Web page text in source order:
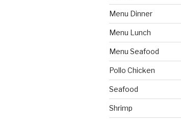
Menu Dinner
Menu Lunch
Menu Seafood
Pollo Chicken
Seafood
Shrimp